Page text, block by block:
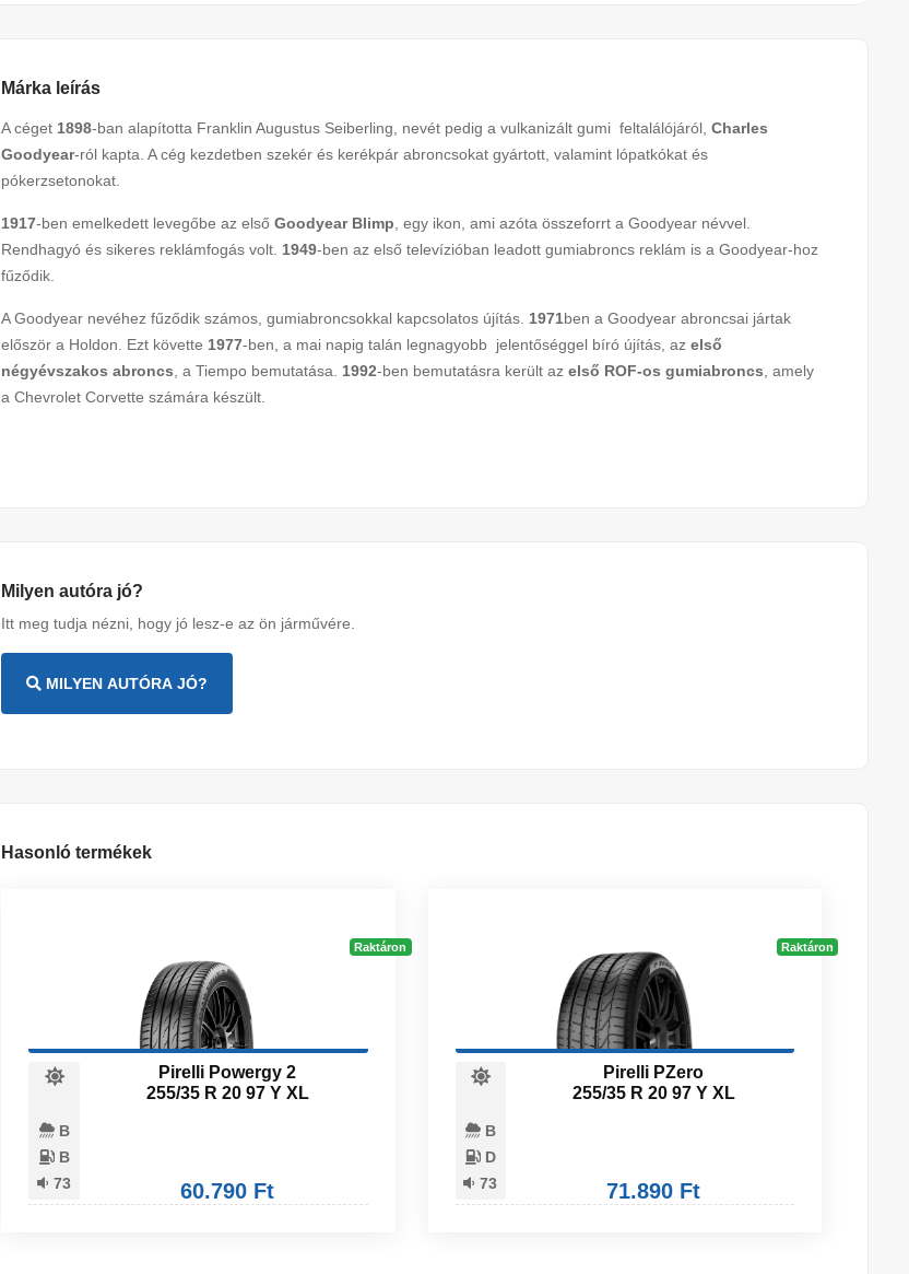
Márka leírás
A céget 1898-ban alapította Franklin Augustus Seiberling, nevét pedig a vulkanizált gumi feltalálójáról,Charles
Goodyear-ról kapta. A cég kezdetben szekér és kerékpár abroncsokat gyártott, valamint lópatkókat és
pókerzsetonokat.
1917-ben emelkedett levegőbe az elsőGoodyear Blimp , egy ikon, ami azóta összeforrt a Goodyear névvel.
Rendhagyó és sikeres reklámfogás volt. 1949-ben az első televízióban leadott gumiabroncs reklám is a Goodyear-hoz
fűződik.
A Goodyear nevéhez fűződik számos, gumiabroncsokkal kapcsolatos újítás. 1971ben a Goodyear abroncsai jártak
először a Holdon. Ezt követte 1977-ben, a mai napig talán legnagyobb jelentőséggel bíró újítás, azelső
négyévszakos abroncs , a Tiempo bemutatása. 1992-ben bemutatásra került azelső ROF-os gumiabroncs , amely
a Chevrolet Corvette számára készült.
Milyen autóra jó?
Itt meg tudja nézni, hogy jó lesz-e az ön járművére.
MILYEN AUTÓRA JÓ?
Hasonló termékek
Raktáron
B
B
73
Pirelli Powergy 2
255/35 R 20 97 Y XL
60.790 Ft
Raktáron
B
D
73
Pirelli PZero
255/35 R 20 97 Y XL
71.890 Ft